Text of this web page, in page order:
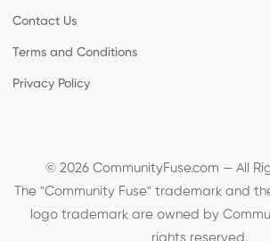
Contact Us
Terms and Conditions
Privacy Policy
© 2026 CommunityFuse.com — All
The "Community Fuse" trademark and
logo trademark are owned by
rights reserved.